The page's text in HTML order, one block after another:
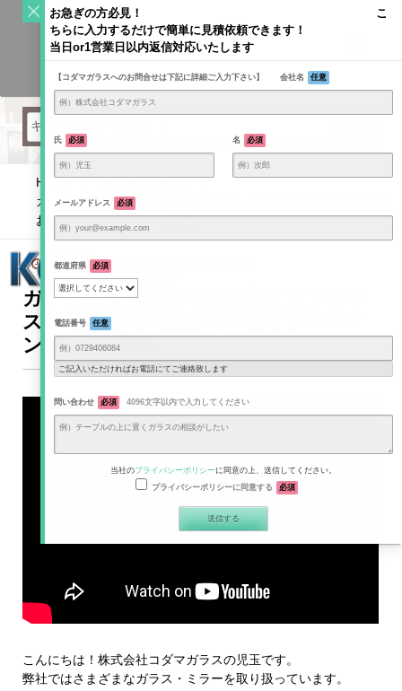
KODAMAGLASS公式ブログ | ガラス情報発信メディア
Home / ガラスについて
/
ガラスの安全な持ち運び方とは？ガラスの運搬方法や置き方の
おすすめポイント6つを解説
2020年8月6日
ガラスの安全な持ち運び方とは？ガラ
スの運搬方法や置き方のおすすめポイ
ント6つを解説
こんにちは！株式会社コダマガラスの児玉です。
弊社ではさまざまなガラス・ミラーを取り扱っています。
お急ぎの方必見！ こ
ちらに入力するだけで簡単に見積依頼できます！
当日or1営業日以内返信対応いたします
【コダマガラスへのお問合せは下記に詳細ご入力下さい】 会社名 任意
氏 必須 名 必須
メールアドレス 必須
都道府県 必須
電話番号 任意
ご記入いただければお電話にてご連絡致します
問い合わせ 必須 4096文字以内で入力してください
当社のプライバシーポリシーに同意の上、送信してください。
プライバシーポリシーに同意する
必須